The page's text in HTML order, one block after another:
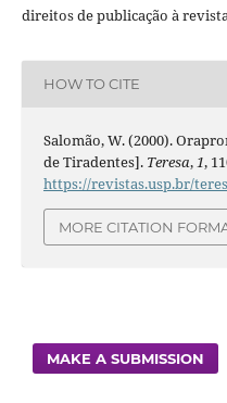
direitos de publicação à revista
HOW TO CITE
Salomão, W. (2000).
de Tiradentes]. Teresa,1,
https://revistas.usp.br/
MORE CITATION
MAKE A SUBMISSION